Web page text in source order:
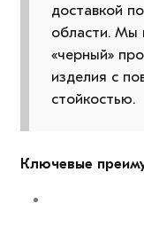
доставкой
области. Мы
«черный»
изделия с
стойкостью.
Ключевые